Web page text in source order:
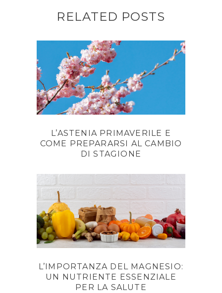
RELATED POSTS
L’ASTENIA PRIMAVERILE E
COME PREPARARSI AL CAMBIO
DI STAGIONE
L’IMPORTANZA DEL MAGNESIO:
UN NUTRIENTE ESSENZIALE
PER LA SALUTE